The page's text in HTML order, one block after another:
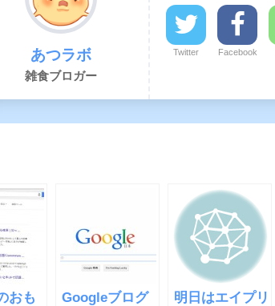
あつラボ
雑食ブロガー
Twitter Facebook
おも
Googleブログ
明日はエイプリ